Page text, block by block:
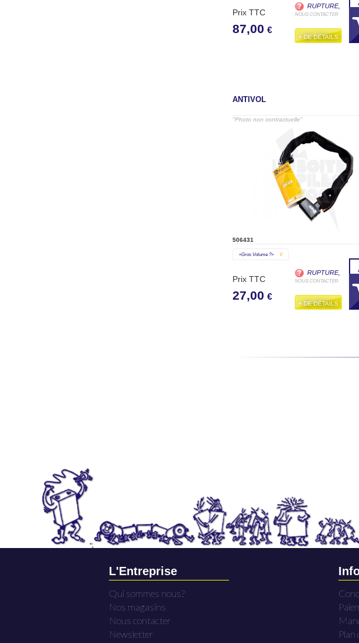
Prix TTC
87,00 €
RUPTURE,
NOUS CONTACTER
+ DE DÉTAILS
ANTIVOL
"Photo non contractuelle"
506431
«gros Volume ?» V
Prix TTC
27,00 €
RUPTURE,
NOUS CONTACTER
+ DE DÉTAILS
L'Entreprise
Qui sommes nous?
Nos magasins
Nous contacter
Newsletter
Plan